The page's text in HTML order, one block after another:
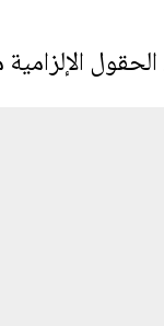
الحقول الإلزامية